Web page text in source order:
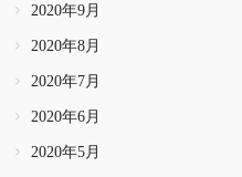
2020年9月
2020年8月
2020年7月
2020年6月
2020年5月